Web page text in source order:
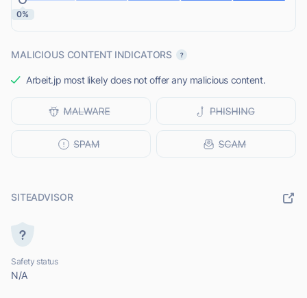
0%
MALICIOUS CONTENT INDICATORS
Arbeit.jp most likely does not offer any malicious content.
SITEADVISOR
Safety status
N/A